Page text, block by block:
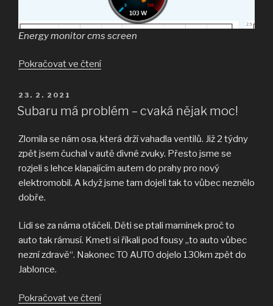
Energy monitor cms screen
Pokračovat ve čtení„Solární
PUBLIKOVÁNO
23. 2. 2021
Subaru má problém – cvaká nějak moc!
Zlomila se nám osa, která drží vahadla ventilů. Již 2 týdny
zpět jsem čuchal v autě divné zvuky. Přesto jsme se
rozjeli s lehce klapajícím autem do prahy pro nový
elektromobil. A když jsme tam dojeli tak to vůbec neznělo
dobře.
Lidi se za náma otáčeli. Děti se ptali maminek proč to
auto tak rámusí. Kmeti si říkali pod fousy „to auto vůbec
nezní zdravě“. Nakonec TO AUTO dojelo 130km zpět do
Jablonce.
Pokračovat ve čtení„Subaru